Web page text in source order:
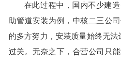
在此过程中，国内不少建
助管道安装为例，中核二三公
的多方努力，安装质量始终无
过关。无奈之下，合营公司只